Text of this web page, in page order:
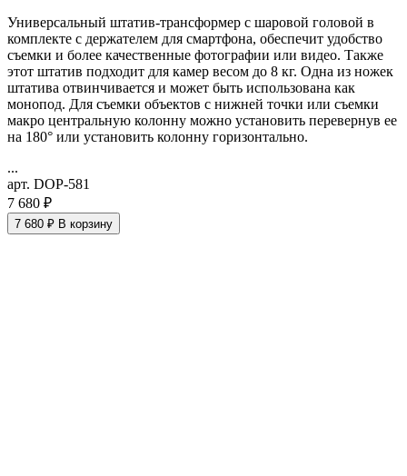
Универсальный штатив-трансформер с шаровой головой в
комплекте с держателем для смартфона, обеспечит удобство
съемки и более качественные фотографии или видео. Также
этот штатив подходит для камер весом до 8 кг. Одна из ножек
штатива отвинчивается и может быть использована как
монопод. Для съемки объектов с нижней точки или съемки
макро центральную колонну можно установить перевернув ее
на 180° или установить колонну горизонтально.
...
арт. DOP-581
7 680 ₽
7 680 ₽ В корзину